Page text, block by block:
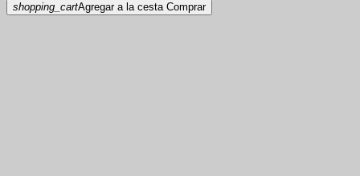
shopping_cartAgregar a la cesta Comprar